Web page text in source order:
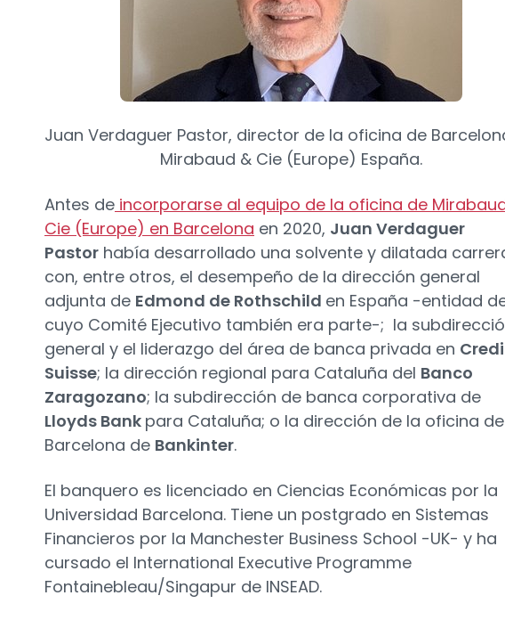
Juan Verdaguer Pastor, director de la oficina de
Mirabaud & Cie (Europe) España.
Antes de incorporarse al equipo de la oficina de
Cie (Europe) en Barcelona en 2020, Juan Verdaguer
Pastor había desarrollado una solvente y dilatada
con, entre otros, el desempeño de la dirección general
adjunta de Edmond de Rothschild en España -entidad
cuyo Comité Ejecutivo también era parte-; la
general y el liderazgo del área de banca privada en
Suisse; la dirección regional para Cataluña del Banco
Zaragozano; la subdirección de banca corporativa de
Lloyds Bank para Cataluña; o la dirección de la oficina de
Barcelona de Bankinter.
El banquero es licenciado en Ciencias Económicas por la
Universidad Barcelona. Tiene un postgrado en Sistemas
Financieros por la Manchester Business School -UK- y ha
cursado el International Executive Programme
Fontainebleau/Singapur de INSEAD.